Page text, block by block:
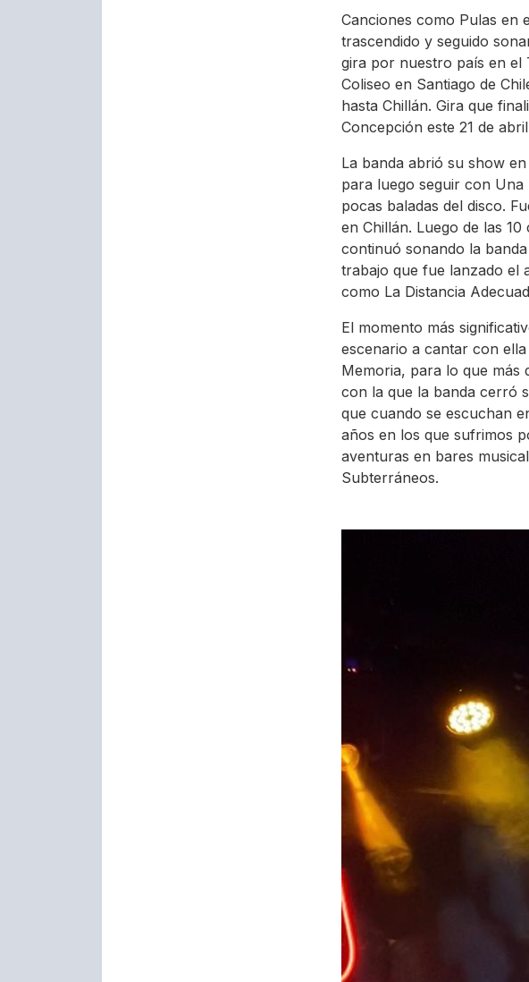
Canciones como Pulas en
trascendido y seguido
gira por nuestro país en el
Coliseo en Santiago de
hasta Chillán. Gira que
Concepción este 21 de
La banda abrió su show
para luego seguir con Una
pocas baladas del disco.
en Chillán. Luego de las
continuó sonando la
trabajo que fue lanzado el
como La Distancia
El momento más
escenario a cantar con
Memoria, para lo que más
con la que la banda cerró
que cuando se escuchan
años en los que sufrimos
aventuras en bares
Subterráneos.